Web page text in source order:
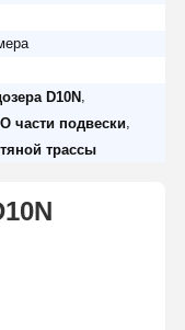
D10N
части подвески
трассы